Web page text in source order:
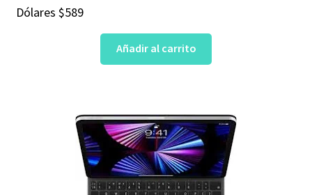
Dólares $589
Añadir al carrito